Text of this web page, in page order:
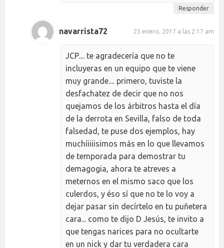
Responder
navarrista72 25 enero, 2017 a las 2:17 am
JCP.... te agradecería que no te
incluyeras en un equipo que te viene
muy grande.... primero, tuviste la
desfachatez de decir que no nos
quejamos de los árbitros hasta el día
de la derrota en Sevilla, falso de toda
falsedad, te puse dos ejemplos, hay
muchíiiiisimos más en lo que llevamos
de temporada para demostrar tu
demagogia, ahora te atreves a
meternos en el mismo saco que los
culerdos, y éso sí que no te lo voy a
dejar pasar sin decírtelo en tu puñetera
cara... como te dijo D Jesús, te invito a
que tengas narices para no ocultarte
en un nick y dar tu verdadera cara